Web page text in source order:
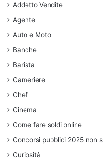
Addetto Vendite
Agente
Auto e Moto
Banche
Barista
Cameriere
Chef
Cinema
Come fare soldi online
Concorsi pubblici 2025 non
Curiosità